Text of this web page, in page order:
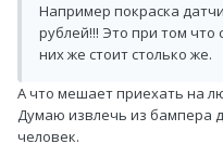
Например покраска
рублей!!! Это при том что
них же стоит столько же.
А что мешает приехать на
Думаю извлечь из бампера
человек.